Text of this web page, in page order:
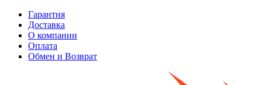
Гарантия
Доставка
О компании
Оплата
Обмен и Возврат